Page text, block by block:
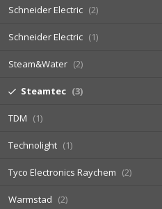
Schneider Electric 2
Schneider Electriс 1
Steam&Water 2
Steamtec 3
TDM 1
Technolight 1
Tyco Electronics Raychem 2
Warmstad 2